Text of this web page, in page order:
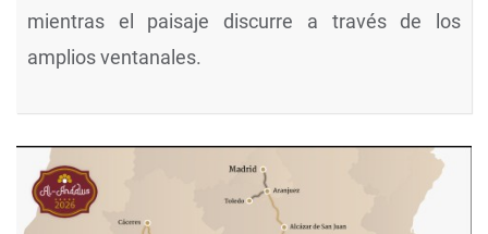
mientras el paisaje discurre a través de los
amplios ventanales.